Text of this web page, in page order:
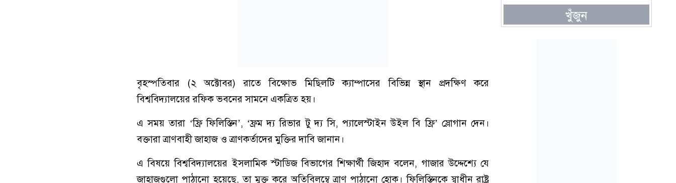
বৃহস্পতিবার (২ অক্টোবর) রাতে বিক্ষোভ মিছিলটি ক্যাম্পাসের বিভিন্ন স্থান প্রদক্ষিণ করে
বিশ্ববিদ্যালয়ের রফিক ভবনের সামনে একত্রিত হয়।
এ সময় তারা ‘ফ্রি ফিলিস্তিন’, ‘ফ্রম দ্য রিভার টু দ্য সি, প্যালেস্টাইন উইল বি ফ্রি’ স্লোগান দেন।
বক্তারা ত্রাণবাহী জাহাজ ও ত্রাণকর্তাদের মুক্তির দাবি জানান।
এ বিষয়ে বিশ্ববিদ্যালয়ের ইসলামিক স্টাডিজ বিভাগের শিক্ষার্থী জিহাদ বলেন, গাজার উদ্দেশ্যে যে
জাহাজগুলো পাঠানো হয়েছে, তা মুক্ত করে অতিবিলম্বে ত্রাণ পাঠানো হোক। ফিলিস্তিনকে স্বাধীন রাষ্ট্র
খুঁজুন